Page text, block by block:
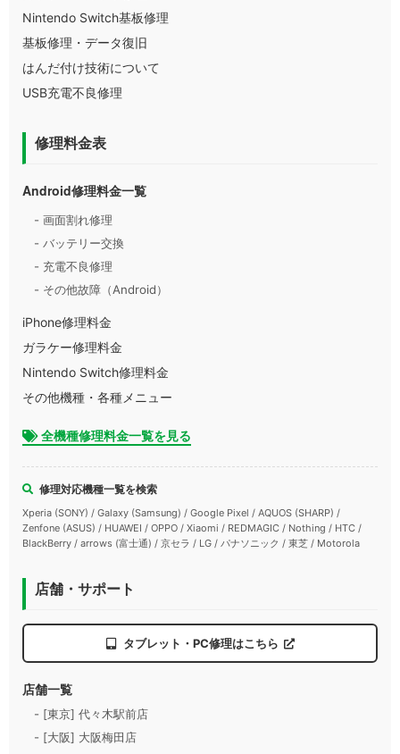
Nintendo Switch基板修理
基板修理・データ復旧
はんだ付け技術について
USB充電不良修理
修理料金表
Android修理料金一覧
- 画面割れ修理
- バッテリー交換
- 充電不良修理
- その他故障（Android）
iPhone修理料金
ガラケー修理料金
Nintendo Switch修理料金
その他機種・各種メニュー
全機種修理料金一覧を見る
修理対応機種一覧を検索
Xperia (SONY) / Galaxy (Samsung) / Google Pixel / AQUOS (SHARP) /
Zenfone (ASUS) / HUAWEI / OPPO / Xiaomi / REDMAGIC / Nothing / HTC /
BlackBerry / arrows (富士通) / 京セラ / LG / パナソニック / 東芝 / Motorola
店舗・サポート
タブレット・PC修理はこちら
店舗一覧
- [東京] 代々木駅前店
- [大阪] 大阪梅田店